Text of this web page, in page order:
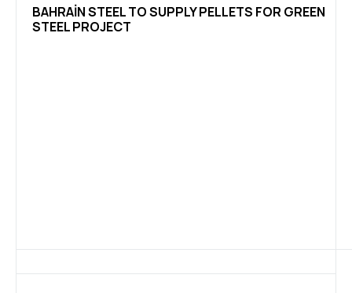
BAHRAIN STEEL TO SUPPLY PELLETS FOR GREEN
STEEL PROJECT